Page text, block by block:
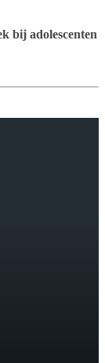
bij adolescenten